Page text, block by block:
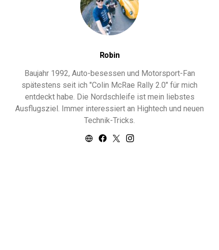
Robin
Baujahr 1992, Auto-besessen und Motorsport-Fan
spätestens seit ich "Colin McRae Rally 2.0" für mich
entdeckt habe. Die Nordschleife ist mein liebstes
Ausflugsziel. Immer interessiert an Hightech und neuen
Technik-Tricks.